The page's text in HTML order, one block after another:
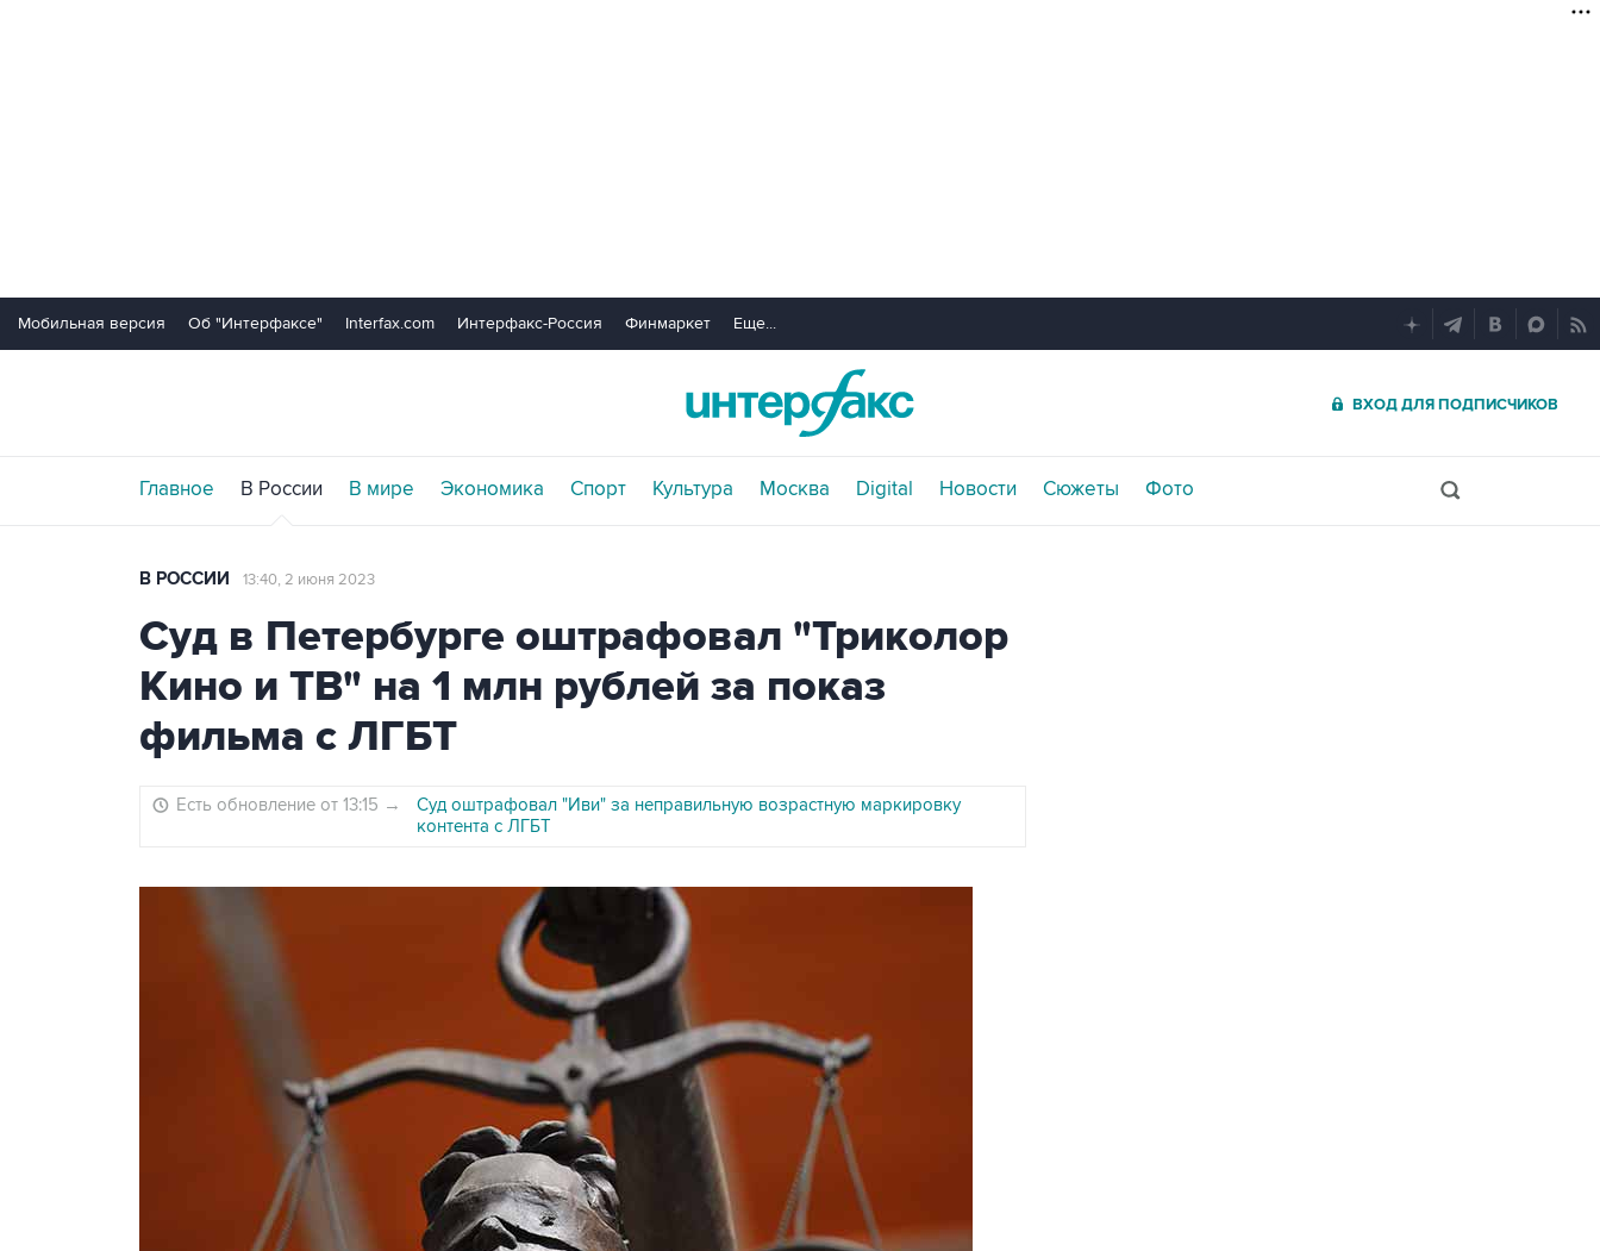
Мобильная версия Об "Интерфаксе" Interfax.com Интерфакс-Россия Финмаркет Еще...
ВХОД ДЛЯ ПОДПИСЧИКОВ
Главное В России В мире Экономика Спорт Культура Москва Digital Новости Сюжеты Фото
В РОССИИ 13:40, 2 июня 2023
Суд в Петербурге оштрафовал "Триколор
Кино и ТВ" на 1 млн рублей за показ
фильма с ЛГБТ
Есть обновление от 13:15 →
Суд оштрафовал "Иви" за неправильную возрастную маркировку
контента с ЛГБТ